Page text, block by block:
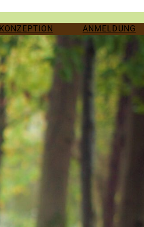
KONZEPTION ANMELDUNG